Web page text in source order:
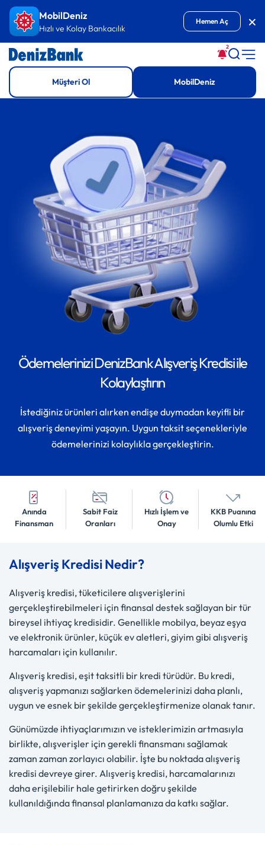
MobilDeniz
Hızlı ve Kolay Bankacılık
Hemen Aç
2
Müşteri Ol MobilDeniz
Ödemelerinizi DenizBank Alışveriş Kredisi ile
Kolaylaştırın
İstediğiniz ürünleri alırken endişe duymadan keyifli bir
alışveriş deneyimi yaşayın. Uygun taksit seçenekleriyle
ödemelerinizi kolaylıkla gerçekleştirin.
Anında
Finansman
Sabit Faiz
Oranları
Hızlı İşlem ve
Onay
KKB Puanına
Olumlu Etki
Alışveriş Kredisi Nedir?
Alışveriş kredisi, tüketicilere alışverişlerini
gerçekleştirebilmeleri için finansal destek sağlayan bir tür
bireysel ihtiyaç kredisidir. Genellikle mobilya, beyaz eşya
ve elektronik ürünler, küçük ev aletleri, giyim gibi alışveriş
harcamaları için kullanılır.
Alışveriş kredisi, eşit taksitli bir kredi türüdür. Bu kredi,
alışveriş yapmanızı sağlarken ödemelerinizi daha planlı,
uygun ve esnek bir şekilde gerçekleştirmenize olanak tanır.
Günümüzde ihtiyaçlarımızın ve isteklerimizin artmasıyla
birlikte, alışverişler için gerekli finansmanı sağlamak
zaman zaman zorlayıcı olabilir. İşte bu noktada alışveriş
kredisi devreye girer. Alışveriş kredisi, harcamalarınızı
daha erişilebilir hale getirirken doğru şekilde
kullanıldığında finansal planlamanıza da katkı sağlar.